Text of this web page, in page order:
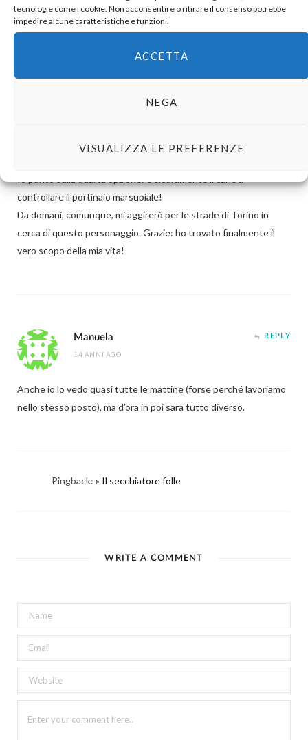
tecnologie come i cookie. Non acconsentire o ritirare il consenso potrebbe
impedire alcune caratteristiche e funzioni.
ACCETTA
NEGA
VISUALIZZA LE PREFERENZE
un centauro, ma fatto con pezzi d’uomo e pezzi di
yorkshire terrier.
14 ANNI AGO
controllare il portinaio marsupiale!
Da domani, comunque, mi aggirerò per le strade di Torino in
cerca di questo personaggio. Grazie: ho trovato finalmente il
vero scopo della mia vita!
Manuela
14 ANNI AGO
REPLY
Anche io lo vedo quasi tutte le mattine (forse perché lavoriamo
nello stesso posto), ma d’ora in poi sarà tutto diverso.
Pingback: » Il secchiatore folle
WRITE A COMMENT